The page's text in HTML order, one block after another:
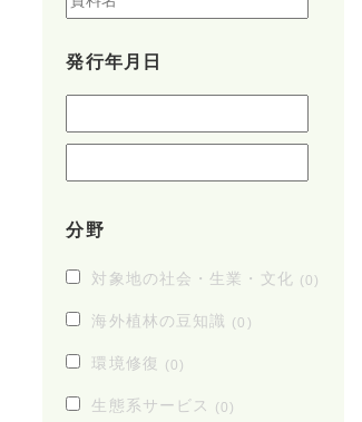
発行年月日
分野
対象地の社会・生業・文化 (0)
海外植林の豆知識 (0)
環境修復 (0)
生態系サービス (0)